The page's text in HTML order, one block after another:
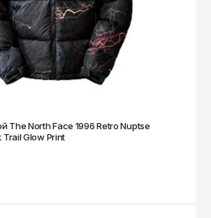
The North Face 1996 Retro Nuptse
Trail Glow Print